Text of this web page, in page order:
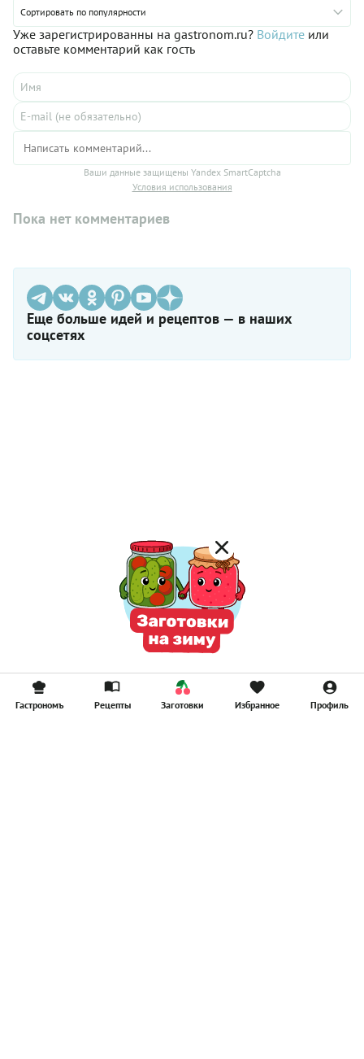
Сортировать по популярности
Уже зарегистрированны на gastronom.ru? Войдите или
оставьте комментарий как гость
Ваши данные защищены Yandex SmartCaptcha
Условия использования
Пока нет комментариев
Еще больше идей и рецептов — в наших
соцсетях
Гастрономъ Рецепты Заготовки Избранное Профиль